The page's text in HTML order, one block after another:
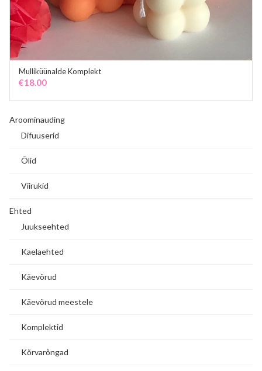
Mulliküünalde Komplekt
€18.00
Aroominauding
Difuuserid
Õlid
Viirukid
Ehted
Juukseehted
Kaelaehted
Käevõrud
Käevõrud meestele
Komplektid
Kõrvarõngad